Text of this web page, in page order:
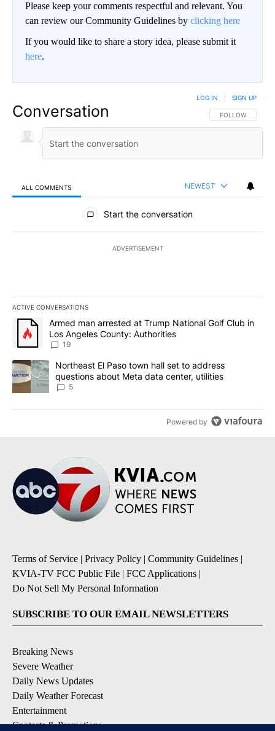
Please keep your comments respectful and relevant. You
can review our Community Guidelines by clicking here
If you would like to share a story idea, please submit it
here.
Conversation FOLLOW THIS
FOLLOW
LOG IN SIGN UP
ALL COMMENTS NEWEST
All Comments
Start the conversation
ADVERTISEMENT
ACTIVE CONVERSATIONS
The following is a list of the most commented articles in the last
A trending article titled "Armed man arrested at Trump National
Armed man arrested at Trump National Golf Club in
Los Angeles County: Authorities
19
A trending article titled "Northeast El Paso town hall set to
Northeast El Paso town hall set to address
questions about Meta data center, utilities
5
Powered by
Terms of Service | Privacy Policy | Community Guidelines |
KVIA-TV FCC Public File | FCC Applications |
Do Not Sell My Personal Information
SUBSCRIBE TO OUR EMAIL NEWSLETTERS
Breaking News
Severe Weather
Daily News Updates
Daily Weather Forecast
Entertainment
Contests & Promotions